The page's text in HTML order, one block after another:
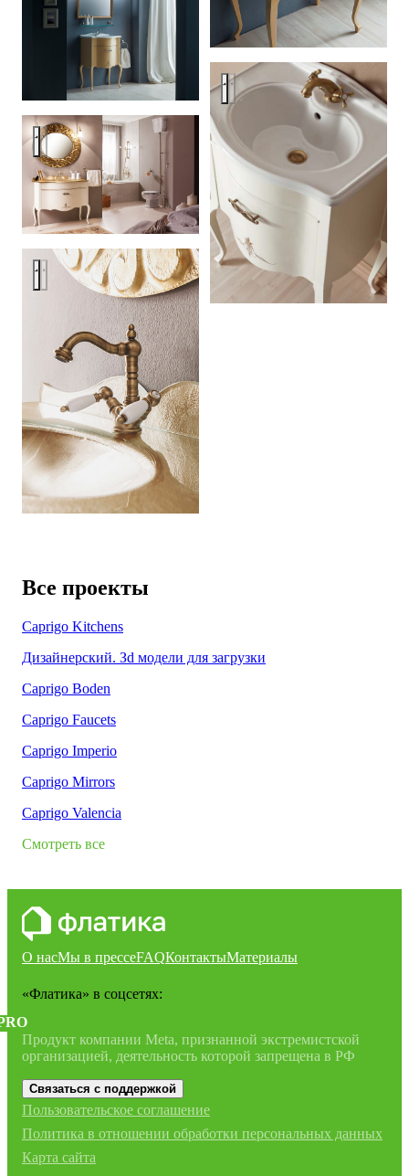
Caprigo Bourget
Caprigo Bourget
Caprigo Bourget
Все проекты
Caprigo Kitchens
Дизайнерский. Зd модели для загрузки
Caprigo Boden
Caprigo Faucets
Caprigo Imperio
Caprigo Mirrors
Caprigo Valencia
Смотреть все
О насМы в прессеFAQКонтактыМатериалы
«Флатика» в соцсетях:
Продукт компании Meta, признанной экстремистской
организацией, деятельность которой запрещена в РФ
Связаться с поддержкой
Пользовательское соглашение
Политика в отношении обработки персональных данных
Карта сайта